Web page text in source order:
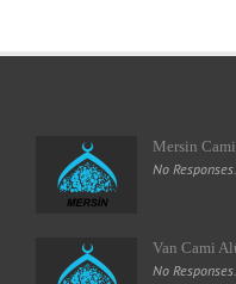
Mersin
No Responses.
Van Cami
No Responses.